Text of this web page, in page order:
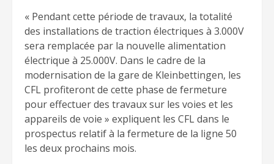
« Pendant cette période de travaux, la totalité
des installations de traction électriques à 3.000V
sera remplacée par la nouvelle alimentation
électrique à 25.000V. Dans le cadre de la
modernisation de la gare de Kleinbettingen, les
CFL profiteront de cette phase de fermeture
pour effectuer des travaux sur les voies et les
appareils de voie » expliquent les CFL dans le
prospectus relatif à la fermeture de la ligne 50
les deux prochains mois.